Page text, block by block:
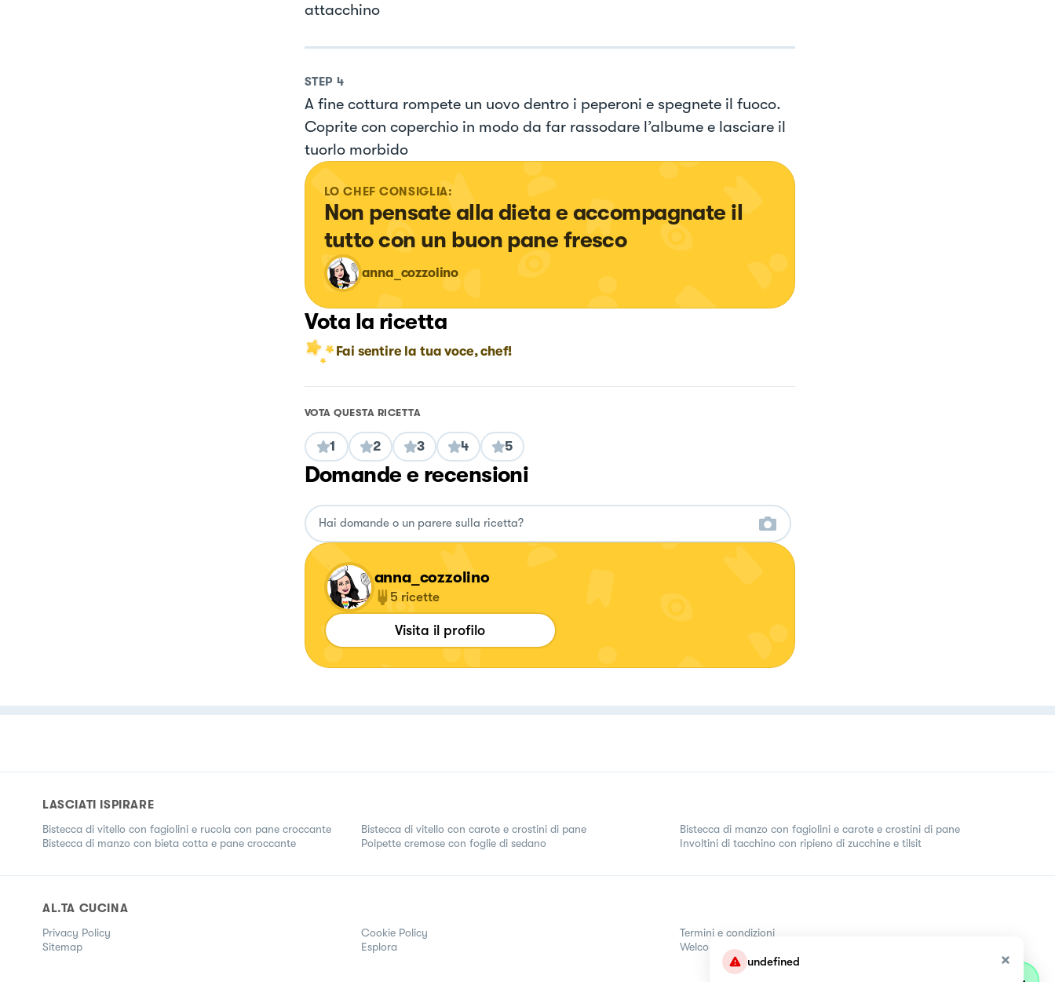
undefined
attacchino
STEP 4
A fine cottura rompete un uovo dentro i peperoni e spegnete il fuoco.
Coprite con coperchio in modo da far rassodare l’albume e lasciare il
tuorlo morbido
LO CHEF CONSIGLIA:
Non pensate alla dieta e accompagnate il
tutto con un buon pane fresco
anna_cozzolino
Vota la ricetta
Fai sentire la tua voce, chef!
VOTA QUESTA RICETTA
1 2 3 4 5
Domande e recensioni
anna_cozzolino
5 ricette
Visita il profilo
LASCIATI ISPIRARE
Bistecca di vitello con fagiolini e rucola con pane croccante
Bistecca di manzo con bieta cotta e pane croccante
Bistecca di vitello con carote e crostini di pane
Polpette cremose con foglie di sedano
Bistecca di manzo con fagiolini e carote e crostini di pane
Involtini di tacchino con ripieno di zucchine e tilsit
AL.TA CUCINA
Privacy Policy Cookie Policy
Termini e condizioni
Sitemap
Esplora Welcome